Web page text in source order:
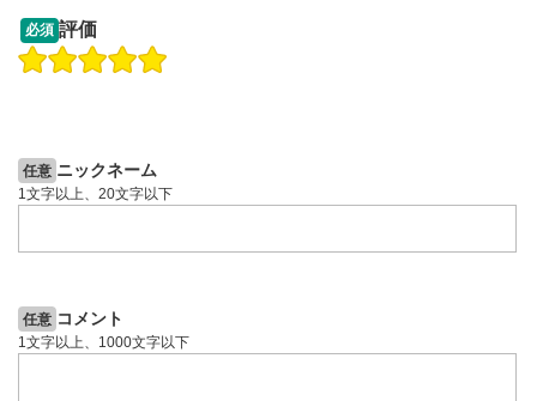
操作説明動画
必須 評価
任意 ニックネーム
1文字以上、20文字以下
任意 コメント
1文字以上、1000文字以下